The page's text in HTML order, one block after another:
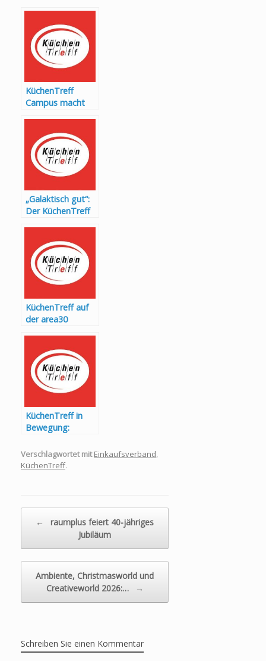
KüchenTreff
Campus macht
„Galaktisch gut“:
Der KüchenTreff
KüchenTreff auf
der area30
KüchenTreff in
Bewegung:
einem Sieger und
vielen Gewinnern
Verschlagwortet mit Einkaufsverband,
KüchenTreff.
←
raumplus feiert 40-jähriges
Jubiläum
Ambiente, Christmasworld und
Creativeworld 2026:…
→
Schreiben Sie einen Kommentar